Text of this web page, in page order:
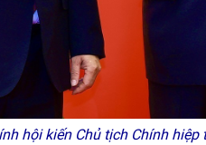
hội kiến Chủ tịch Chính hiệp